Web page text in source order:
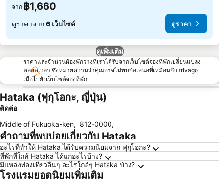
จาก ฿1,660
ดูราคาจาก 6 เว็บไซต์ ดูราคา
ดูเพิ่มเติม
ราคาและจำนวนห้องพักว่างที่เราได้รับจากเว็บไซต์จองที่พักเปลี่ยนแปลง
ตลอดเวลา ซึ่งหมายความว่าคุณอาจไม่พบข้อเสนอที่เหมือนกับ trivago
เมื่อไปยังเว็บไซต์จองที่พัก
Hataka (ฟุกุโอกะ, ญี่ปุ่น)
ติดต่อ
Middle of Fukuoka-ken, 812-0000,
คำถามที่พบบ่อยเกี่ยวกับ Hataka
อะไรที่ทำให้ Hataka ได้รับความนิยมจาก ฟุกุโอกะ?
ที่พักที่ใกล้ Hataka ได้แก่อะไรบ้าง?
มีแหล่งท่องเที่ยวอื่นๆ อะไรใกล้ๆ Hataka บ้าง?
โรงแรมยอดนิยมเพิ่มเติม